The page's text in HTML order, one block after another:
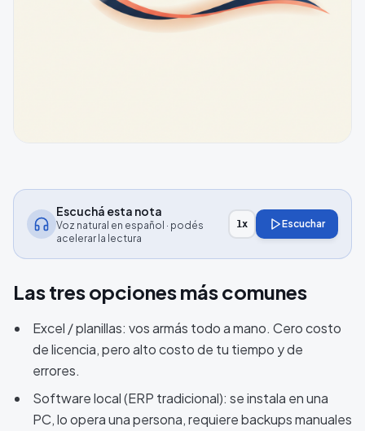
Escuchá esta nota
Voz natural en español · podés
acelerar la lectura
1x Escuchar
Las tres opciones más comunes
Excel / planillas: vos armás todo a mano. Cero costo
de licencia, pero alto costo de tu tiempo y de
errores.
Software local (ERP tradicional): se instala en una
PC, lo opera una persona, requiere backups manuales